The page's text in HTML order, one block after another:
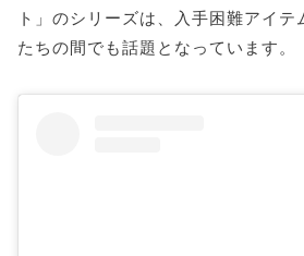
ト」のシリーズは、入手困難アイテ
たちの間でも話題となっています。